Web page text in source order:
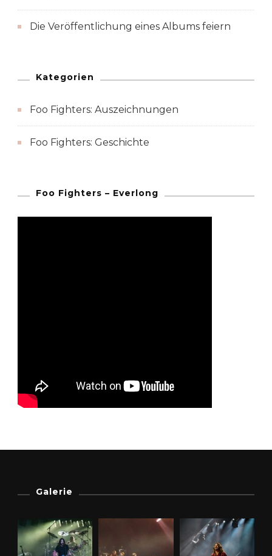
Die Veröffentlichung eines Albums feiern
Kategorien
Foo Fighters: Auszeichnungen
Foo Fighters: Geschichte
Foo Fighters – Everlong
Galerie